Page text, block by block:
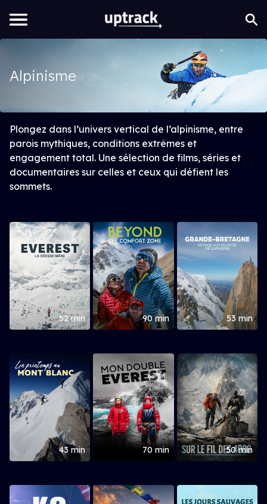
Alpinisme
Plongez dans l’univers vertical de l’alpinisme, entre
parois mythiques, conditions extrêmes et
engagement total. Une sélection de films, séries et
documentaires sur celles et ceux qui défient les
sommets.
52 min 90 min 53 min
43 min 70 min 50 min